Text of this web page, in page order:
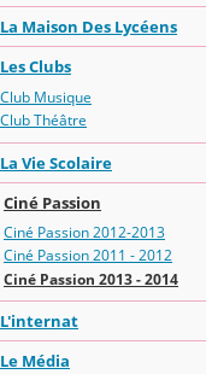
La Maison Des Lycéens
Les Clubs
Club Musique
Club Théâtre
La Vie Scolaire
Ciné Passion
Ciné Passion 2012-2013
Ciné Passion 2011 - 2012
Ciné Passion 2013 - 2014
L'internat
Le Média